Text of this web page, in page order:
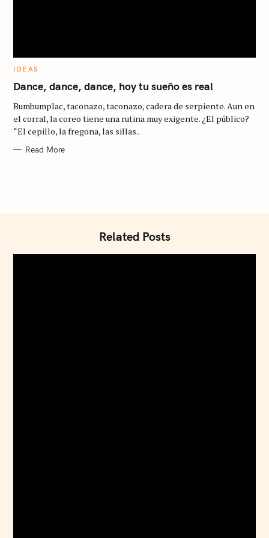
C
T
E
O
R
I
E
IDEAS
Dance, dance, dance, hoy tu sueño es real
Bumbumplac, taconazo, taconazo, cadera de serpiente. Aun en
el corral, la coreo tiene una rutina muy exigente. ¿El público?
“El cepillo, la fregona, las sillas..
Read More
Related Posts
e
r
c
h
f